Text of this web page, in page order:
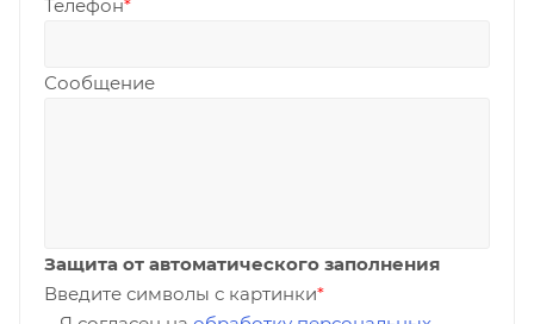
Телефон*
Сообщение
Защита от автоматического заполнения
Введите символы с картинки*